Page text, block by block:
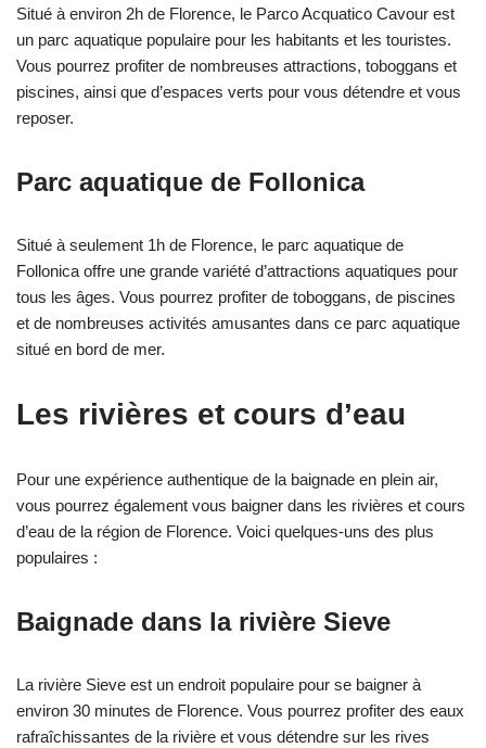
Situé à environ 2h de Florence, le Parco Acquatico Cavour est
un parc aquatique populaire pour les habitants et les touristes.
Vous pourrez profiter de nombreuses attractions, toboggans et
piscines, ainsi que d’espaces verts pour vous détendre et vous
reposer.
Parc aquatique de Follonica
Situé à seulement 1h de Florence, le parc aquatique de
Follonica offre une grande variété d’attractions aquatiques pour
tous les âges. Vous pourrez profiter de toboggans, de piscines
et de nombreuses activités amusantes dans ce parc aquatique
situé en bord de mer.
Les rivières et cours d’eau
Pour une expérience authentique de la baignade en plein air,
vous pourrez également vous baigner dans les rivières et cours
d’eau de la région de Florence. Voici quelques-uns des plus
populaires :
Baignade dans la rivière Sieve
La rivière Sieve est un endroit populaire pour se baigner à
environ 30 minutes de Florence. Vous pourrez profiter des eaux
rafraîchissantes de la rivière et vous détendre sur les rives